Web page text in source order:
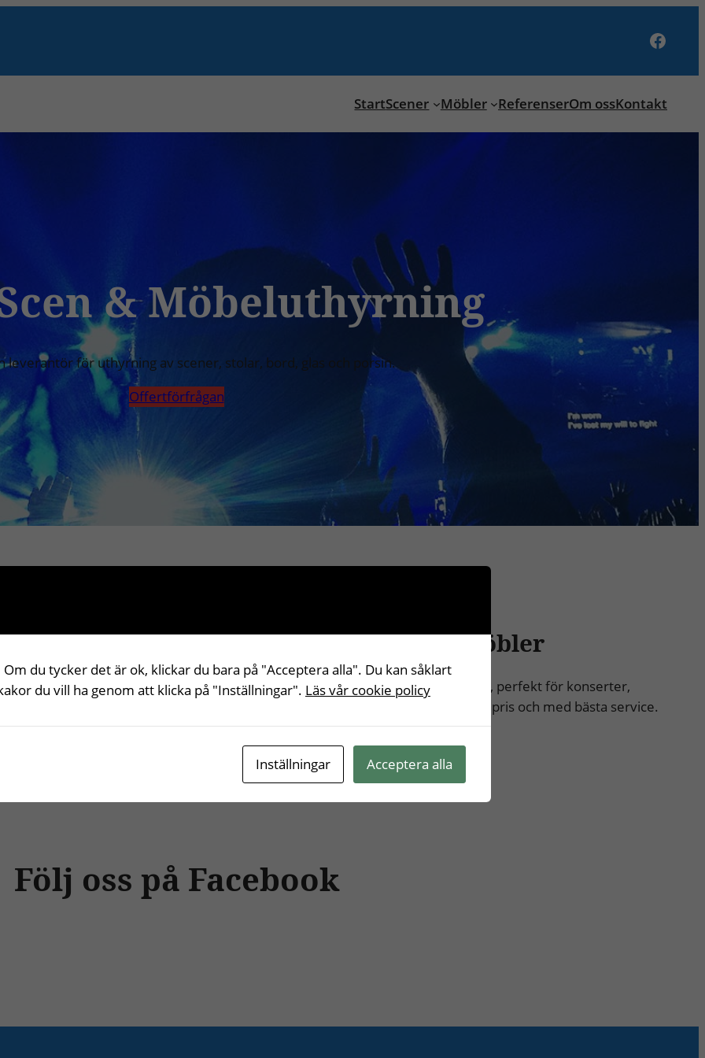
Facebook
StartScener Möbler ReferenserOm ossKontakt
& Möbeluthyrning
leverantör för uthyrning av scener, stolar, bord, glas och porsin.
Offertförfrågan
perfekt för
till rätt pris och med bästa
Uthyrning av Möbler
Vi har uthyrning av stolar och bord samt linne, perfekt för konserter,
konferenser, events och fester. Hyr av oss till rätt pris och med bästa service.
Följ oss på Facebook
du tycker det är ok, klickar du bara på "Acceptera alla". Du kan såklart
du vill ha genom att klicka på "Inställningar". Läs vår cookie policy
Inställningar Acceptera alla